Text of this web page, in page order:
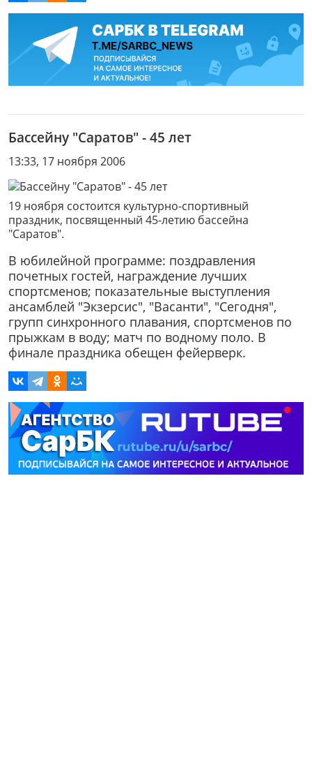
Бассейну "Саратов" - 45 лет
13:33, 17 ноября 2006
19 ноября состоится культурно-спортивный
праздник, посвященный 45-летию бассейна
"Саратов".
В юбилейной программе: поздравления
почетных гостей, награждение лучших
спортсменов; показательные выступления
ансамблей "Экзерсис", "Васанти", "Сегодня",
групп синхронного плавания, спортсменов по
прыжкам в воду; матч по водному поло. В
финале праздника обещен фейерверк.